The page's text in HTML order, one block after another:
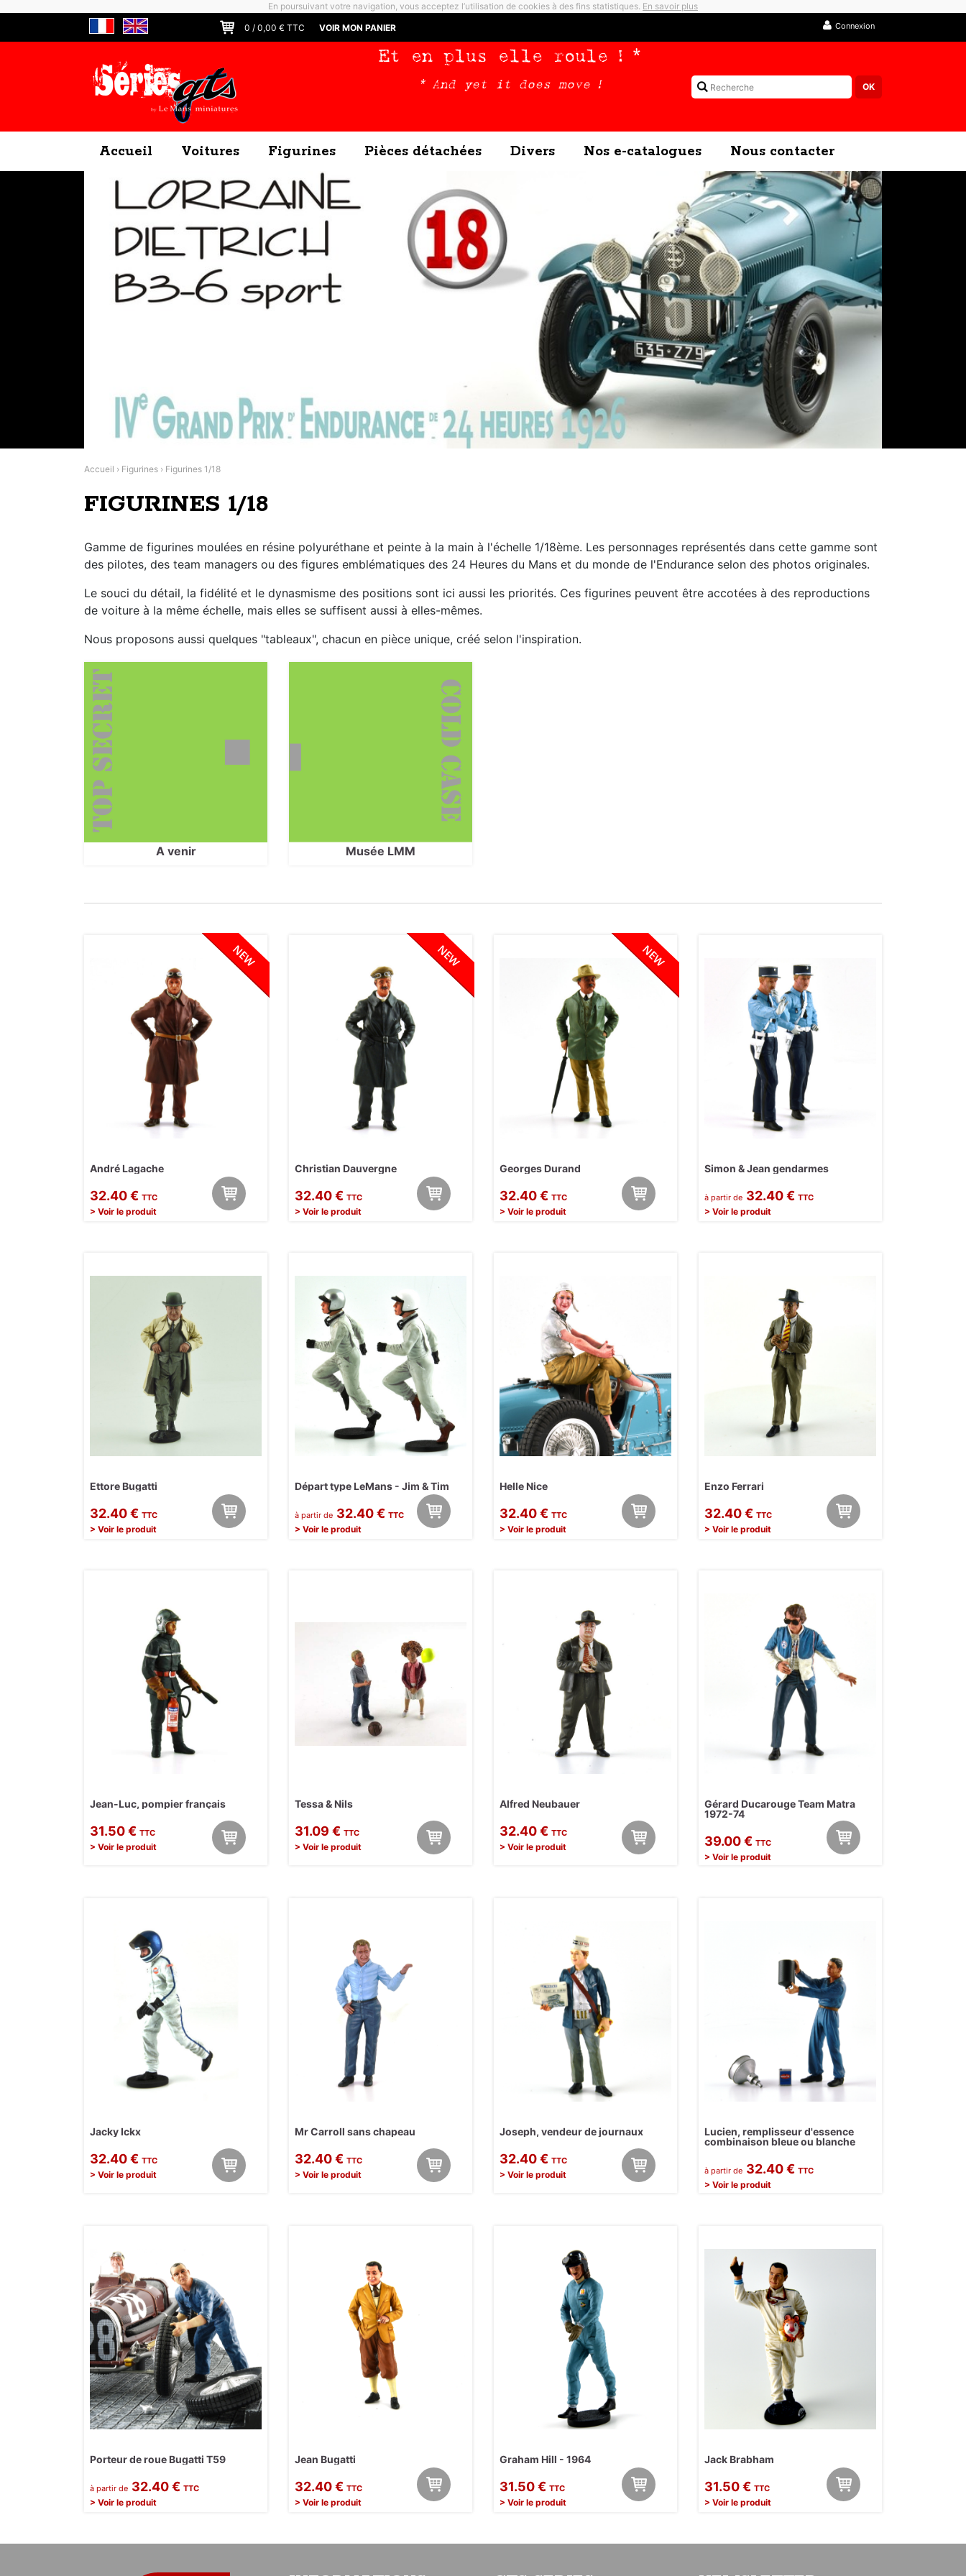
En poursuivant votre navigation, vous acceptez l’utilisation de cookies à des fins statistiques. En savoir plus
Connexion
0 / 0,00 € TTC VOIR MON PANIER
Accueil Voitures Figurines Pièces détachées Divers Nos e-catalogues Nous contacter
Et en plus elle roule ! *
* And yet it does move !
Accueil › Figurines › Figurines 1/18
FIGURINES 1/18
Gamme de figurines moulées en résine polyuréthane et peinte à la main à l'échelle 1/18ème. Les personnages représentés dans cette gamme sont
des pilotes, des team managers ou des figures emblématiques des 24 Heures du Mans et du monde de l'Endurance selon des photos originales.
Le souci du détail, la fidélité et le dynasmisme des positions sont ici aussi les priorités. Ces figurines peuvent être accotées à des reproductions
de voiture à la même échelle, mais elles se suffisent aussi à elles-mêmes.
Nous proposons aussi quelques "tableaux", chacun en pièce unique, créé selon l'inspiration.
A venir Musée LMM
André Lagache
32.40 € TTC
> Voir le produit
Christian Dauvergne
32.40 € TTC
> Voir le produit
Georges Durand
32.40 € TTC
> Voir le produit
Simon & Jean gendarmes
à partir de 32.40 € TTC
> Voir le produit
Ettore Bugatti
32.40 € TTC
> Voir le produit
Départ type LeMans - Jim & Tim
à partir de 32.40 € TTC
> Voir le produit
Helle Nice
32.40 € TTC
> Voir le produit
Enzo Ferrari
32.40 € TTC
> Voir le produit
Jean-Luc, pompier français
31.50 € TTC
> Voir le produit
Tessa & Nils
31.09 € TTC
> Voir le produit
Alfred Neubauer
32.40 € TTC
> Voir le produit
Gérard Ducarouge Team Matra
1972-74
39.00 € TTC
> Voir le produit
Jacky Ickx
32.40 € TTC
> Voir le produit
Mr Carroll sans chapeau
32.40 € TTC
> Voir le produit
Joseph, vendeur de journaux
32.40 € TTC
> Voir le produit
Lucien, remplisseur d'essence
combinaison bleue ou blanche
à partir de 32.40 € TTC
> Voir le produit
Porteur de roue Bugatti T59
à partir de 32.40 € TTC
> Voir le produit
Jean Bugatti
32.40 € TTC
> Voir le produit
Graham Hill - 1964
31.50 € TTC
> Voir le produit
Jack Brabham
31.50 € TTC
> Voir le produit